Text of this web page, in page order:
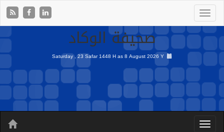
صحيفة الوكاد
Saturday , 23 Safar 1448 H as8 August 2026 Y